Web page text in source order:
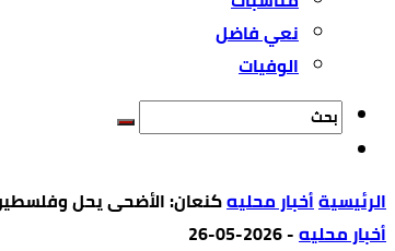
نعي فاضل
الوفيات
‫الرئيسية‬أخبار محليهكنعان: الأضحى يحل
أخبار محليه-
2026-05-26